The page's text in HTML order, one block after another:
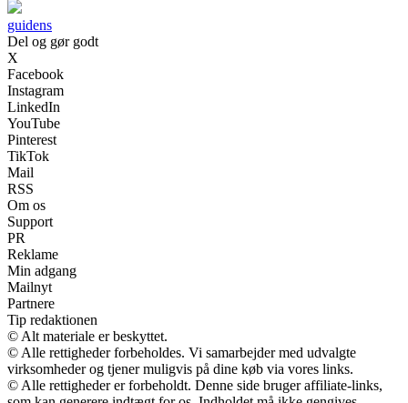
guidens
Del og gør godt
X
Facebook
Instagram
LinkedIn
YouTube
Pinterest
TikTok
Mail
RSS
Om os
Support
PR
Reklame
Min adgang
Mailnyt
Partnere
Tip redaktionen
© Alt materiale er beskyttet.
© Alle rettigheder forbeholdes. Vi samarbejder med udvalgte
virksomheder og tjener muligvis på dine køb via vores links.
© Alle rettigheder er forbeholdt. Denne side bruger affiliate-links,